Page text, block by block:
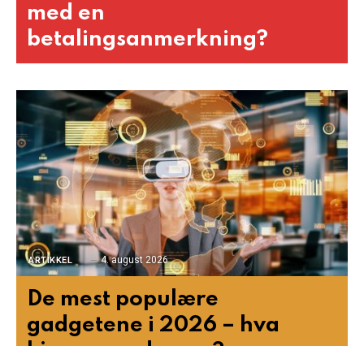
med en
betalingsanmerkning?
ARTIKKEL 4. august 2026
De mest populære
gadgetene i 2026 – hva